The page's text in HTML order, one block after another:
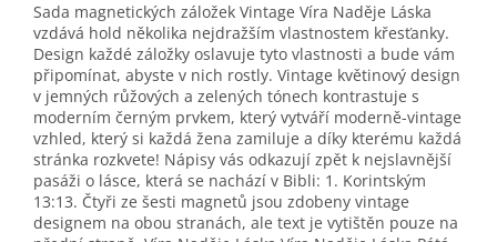
Sada magnetických záložek Vintage Víra Naděje Láska
vzdává hold několika nejdražším vlastnostem křesťanky.
Design každé záložky oslavuje tyto vlastnosti a bude vám
připomínat, abyste v nich rostly. Vintage květinový design
v jemných růžových a zelených tónech kontrastuje s
moderním černým prvkem, který vytváří moderně-vintage
vzhled, který si každá žena zamiluje a díky kterému každá
stránka rozkvete! Nápisy vás odkazují zpět k nejslavnější
pasáži o lásce, která se nachází v Bibli: 1. Korintským
13:13. Čtyři ze šesti magnetů jsou zdobeny vintage
designem na obou stranách, ale text je vytištěn pouze na